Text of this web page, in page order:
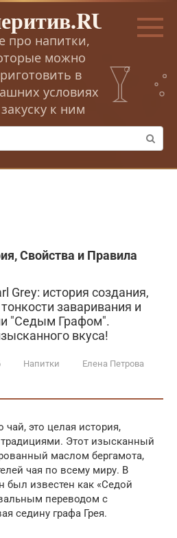
про напитки,
можно
в
условиях
к ним
Свойства и Правила
Grey: история создания,
заваривания и
"Седым Графом".
вкуса!
Напитки Елена Петрова
чай, это целая история,
Этот изысканный
маслом бергамота,
чая по всему миру. В
был известен как «Седой
переводом с
седину графа Грея.